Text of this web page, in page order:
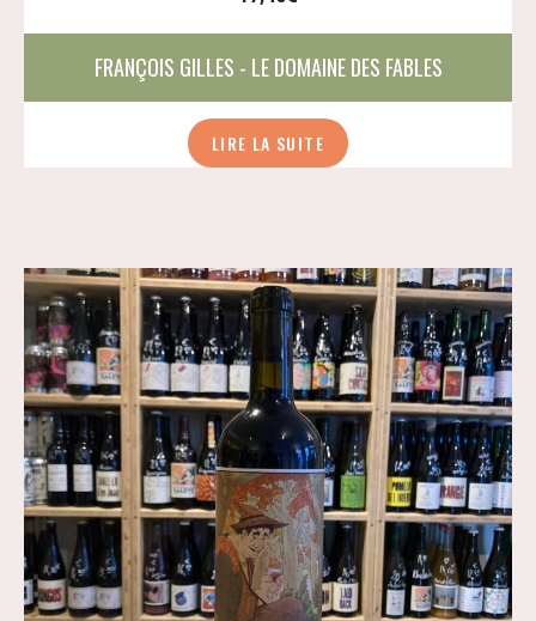
FRANÇOIS GILLES - LE DOMAINE DES FABLES
LIRE LA SUITE